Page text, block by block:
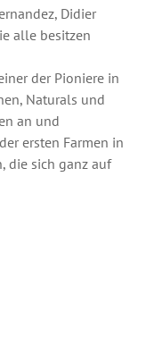
Didier
alle besitzen
der Pioniere in
Naturals und
an und
ersten Farmen in
die sich ganz auf